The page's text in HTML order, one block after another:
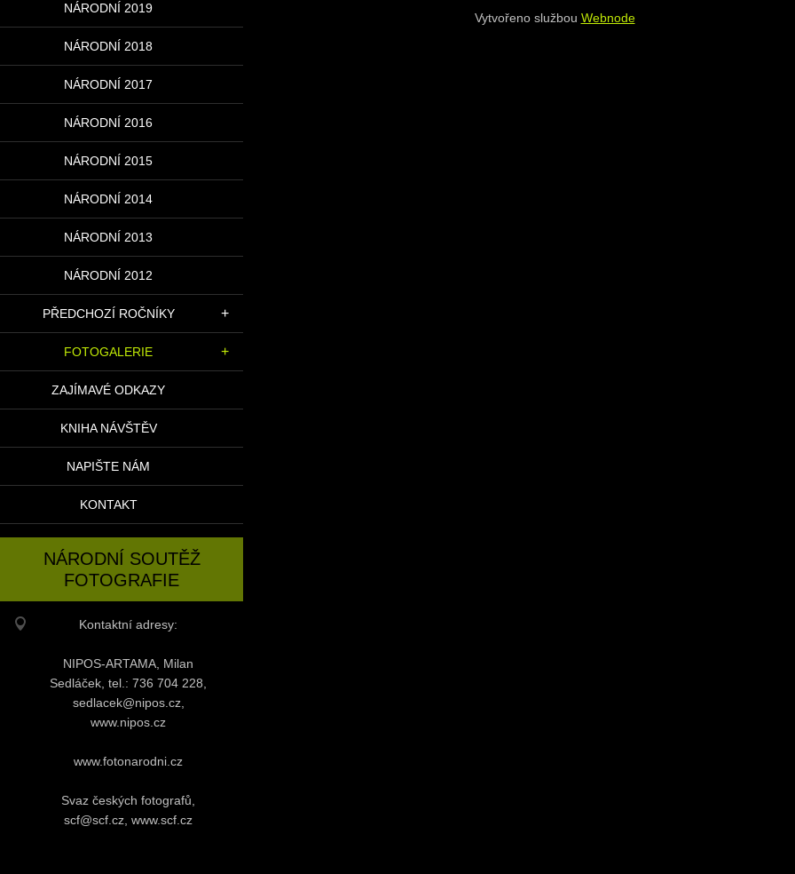
NÁRODNÍ 2019
NÁRODNÍ 2018
NÁRODNÍ 2017
NÁRODNÍ 2016
NÁRODNÍ 2015
NÁRODNÍ 2014
NÁRODNÍ 2013
NÁRODNÍ 2012
PŘEDCHOZÍ ROČNÍKY
FOTOGALERIE
ZAJÍMAVÉ ODKAZY
KNIHA NÁVŠTĚV
NAPIŠTE NÁM
KONTAKT
NÁRODNÍ SOUTĚŽ
FOTOGRAFIE
Kontaktní adresy:
NIPOS-ARTAMA, Milan
Sedláček, tel.: 736 704 228,
sedlacek@nipos.cz,
www.nipos.cz
www.fotonarodni.cz
Svaz českých fotografů,
scf@scf.cz, www.scf.cz
Vytvořeno službou Webnode